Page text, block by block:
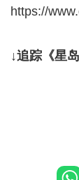
https://
↓追踪《星